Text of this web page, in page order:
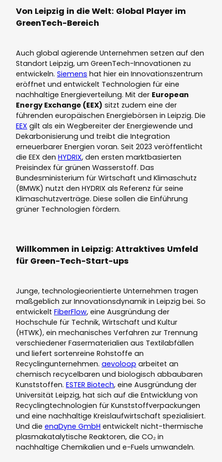
Von Leipzig in die Welt: Global Player im
GreenTech-Bereich
Auch global agierende Unternehmen setzen auf den
Standort Leipzig, um GreenTech-Innovationen zu
entwickeln. Siemens hat hier ein Innovationszentrum
eröffnet und entwickelt Technologien für eine
nachhaltige Energieverteilung. Mit der European
Energy Exchange (EEX) sitzt zudem eine der
führenden europäischen Energiebörsen in Leipzig. Die
EEX gilt als ein Wegbereiter der Energiewende und
Dekarbonisierung und treibt die Integration
erneuerbarer Energien voran. Seit 2023 veröffentlicht
die EEX den HYDRIX, den ersten marktbasierten
Preisindex für grünen Wasserstoff. Das
Bundesministerium für Wirtschaft und Klimaschutz
(BMWK) nutzt den HYDRIX als Referenz für seine
Klimaschutzverträge. Diese sollen die Einführung
grüner Technologien fördern.
Willkommen in Leipzig: Attraktives Umfeld
für Green-Tech-Start-ups
Junge, technologieorientierte Unternehmen tragen
maßgeblich zur Innovationsdynamik in Leipzig bei. So
entwickelt FiberFlow, eine Ausgründung der
Hochschule für Technik, Wirtschaft und Kultur
(HTWK), ein mechanisches Verfahren zur Trennung
verschiedener Fasermaterialien aus Textilabfällen
und liefert sortenreine Rohstoffe an
Recyclingunternehmen. aevoloop arbeitet an
chemisch recycelbaren und biologisch abbaubaren
Kunststoffen. ESTER Biotech, eine Ausgründung der
Universität Leipzig, hat sich auf die Entwicklung von
Recyclingtechnologien für Kunststoffverpackungen
und eine nachhaltige Kreislaufwirtschaft spezialisiert.
Und die enaDyne GmbH entwickelt nicht-thermische
plasmakatalytische Reaktoren, die CO₂ in
nachhaltige Chemikalien und e-Fuels umwandeln.